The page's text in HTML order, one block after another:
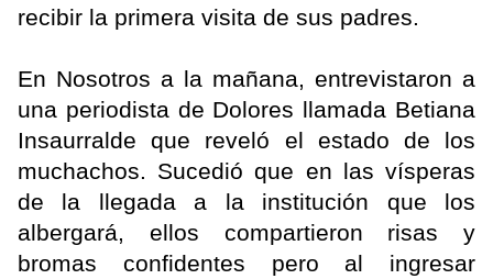
recibir la primera visita de sus padres.
En Nosotros a la mañana, entrevistaron a
una periodista de Dolores llamada Betiana
Insaurralde que reveló el estado de los
muchachos. Sucedió que en las vísperas
de la llegada a la institución que los
albergará, ellos compartieron risas y
bromas confidentes pero al ingresar